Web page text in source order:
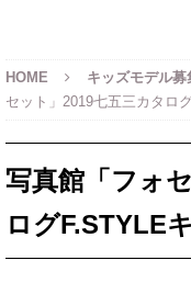
HOME キッズモデル募
セット」2019七五三カタロ
写真館「フォ
ログF.STYLE